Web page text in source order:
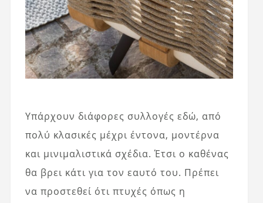
Υπάρχουν διάφορες συλλογές εδώ, από
πολύ κλασικές μέχρι έντονα, μοντέρνα
και μινιμαλιστικά σχέδια. Έτσι ο καθένας
θα βρει κάτι για τον εαυτό του. Πρέπει
να προστεθεί ότι πτυχές όπως η